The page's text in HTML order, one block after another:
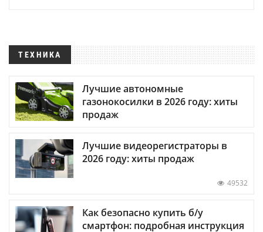
ТЕХНИКА
Лучшие автономные
газонокосилки в 2026 году: хиты
продаж
Лучшие видеорегистраторы в
2026 году: хиты продаж
49532
Как безопасно купить б/у
смартфон: подробная инструкция